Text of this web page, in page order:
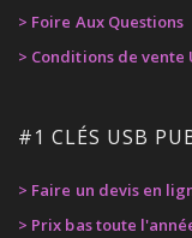
> Foire Aux Questions
> Conditions de vente
#1 CLÉS USB
> Faire un devis en
> Prix bas toute